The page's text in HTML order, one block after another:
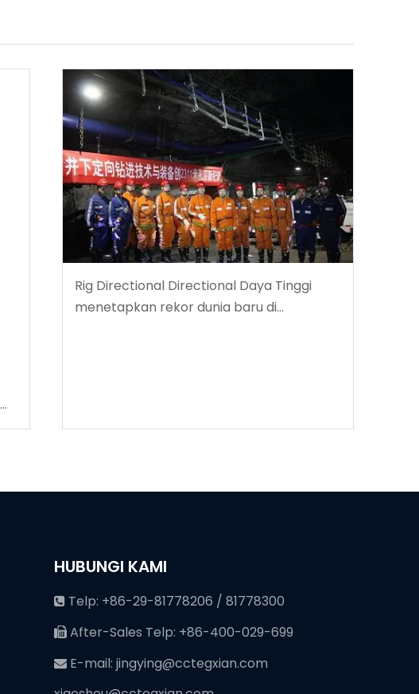
Rig Directional Directional Daya Tinggi
menetapkan rekor dunia baru di
HUBUNGI KAMI
 Telp: +86-29-81778206 / 81778300
 After-Sales Telp: +86-400-029-699
 E-mail:jingying@cctegxian.com